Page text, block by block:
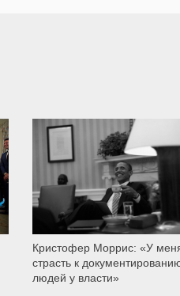
Кристофер Моррис: «У
страсть к
людей у власти»
4 480